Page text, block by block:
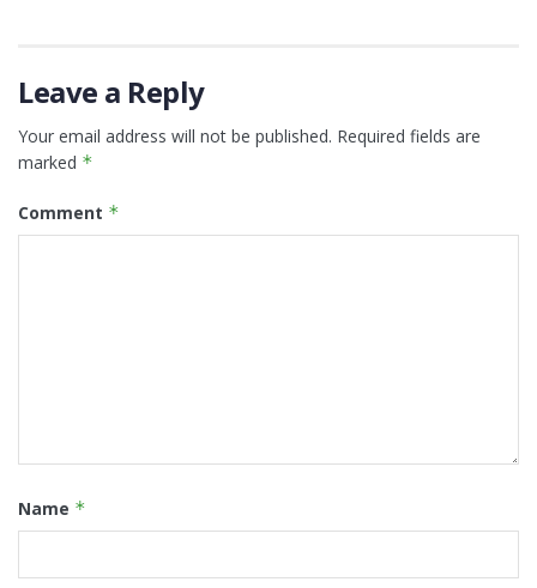
Leave a Reply
Your email address will not be published. Required fields are
marked *
Comment *
Name *